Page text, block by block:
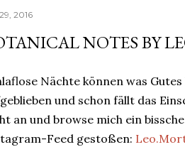
2016
NOTES BY
Nächte können was
und schon fällt das
an und browse mich ein
Feed gestoßen: